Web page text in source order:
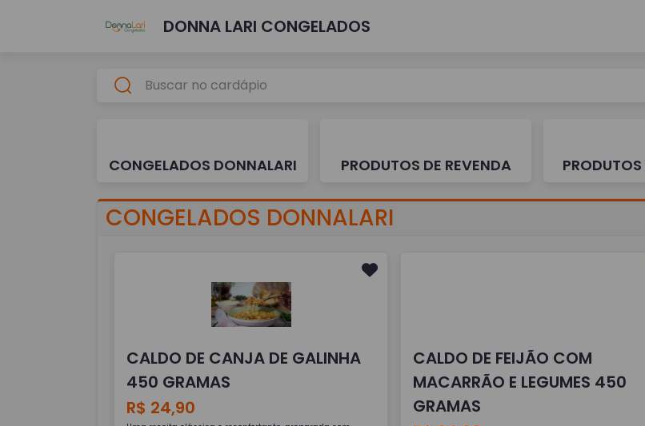
DONNA LARI CONGELADOS
CONGELADOS DONNALARI PRODUTOS DE REVENDA
CONGELADOS DONNALARI
CALDO DE CANJA DE GALINHA
450 GRAMAS
R$ 24,90
CALDO DE FEIJÃO COM
MACARRÃO E LEGUMES 450
GRAMAS